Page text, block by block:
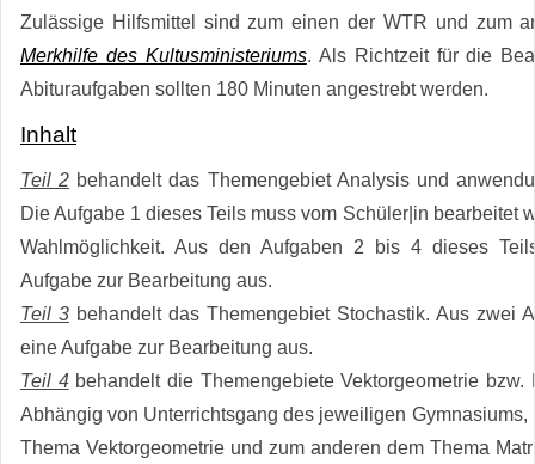
Zulässige Hilfsmittel sind zum einen der WTR und zum
Merkhilfe des Kultusministeriums. Als Richtzeit für die
Abituraufgaben sollten 180 Minuten angestrebt werden.
Inhalt
Teil 2 behandelt das Themengebiet Analysis und
Die Aufgabe 1 dieses Teils muss vom Schüler|in bearbeitet
Wahlmöglichkeit. Aus den Aufgaben 2 bis 4 dieses
Aufgabe zur Bearbeitung aus.
Teil 3 behandelt das Themengebiet Stochastik. Aus zwei
eine Aufgabe zur Bearbeitung aus.
Teil 4behandelt die Themengebiete Vektorgeometrie bzw.
Abhängig von Unterrichtsgang des jeweiligen Gymnasiums,
Thema Vektorgeometrie und zum anderen dem Thema